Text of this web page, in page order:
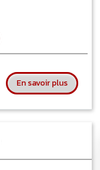
En savoir plussur